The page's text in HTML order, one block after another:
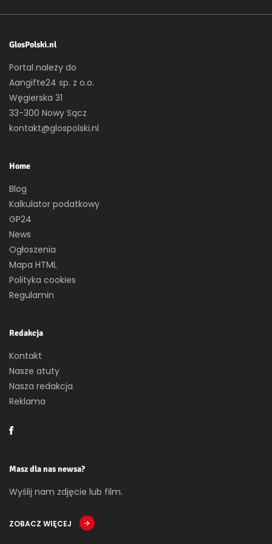
GlosPolski.nl
Portal należy do
Aangifte24 sp. z o.o.
Węgierska 31
33-300 Nowy Sącz
kontakt@glospolski.nl
Home
Blog
Kalkulator podatkowy
GP24
News
Ogłoszenia
Mapa HTML
Polityka cookies
Regulamin
Redakcja
Kontakt
Nasze atuty
Nasza redakcja
Reklama
Masz dla nas newsa?
Wyślij nam zdjęcie lub film.
ZOBACZ WIĘCEJ